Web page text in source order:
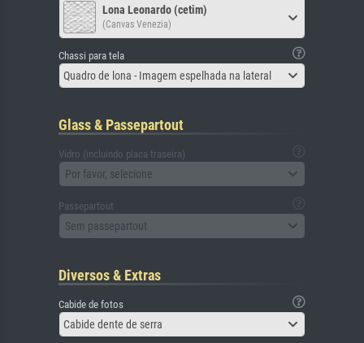
Lona Leonardo (cetim)
(Canvas Venezia)
Chassi para tela
Quadro de lona - Imagem espelhada na lateral
Glass & Passepartout
Vidro (incluindo placa traseira)
Por favor, selecione
Passepartout
Sem passepartout
Diversos & Extras
Cabide de fotos
Cabide dente de serra